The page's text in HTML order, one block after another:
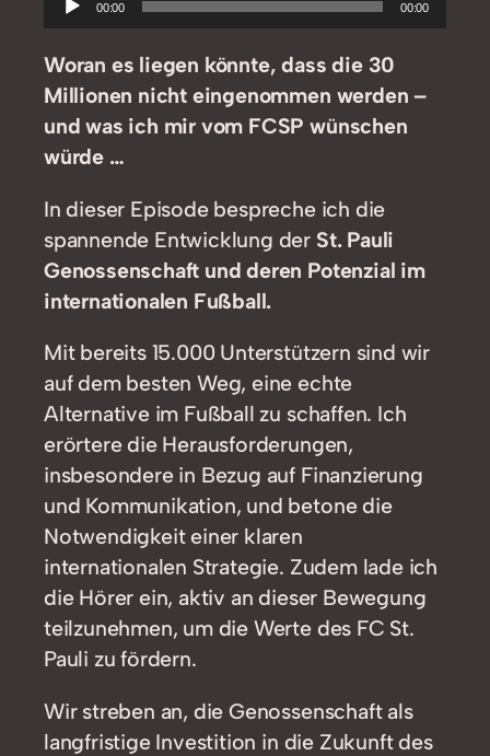
Player
00:00 00:00
Woran es liegen könnte, dass die 30
Millionen nicht eingenommen werden –
und was ich mir vom FCSP wünschen
würde …
In dieser Episode bespreche ich die
spannende Entwicklung der St. Pauli
Genossenschaft und deren Potenzial im
internationalen Fußball.
Mit bereits 15.000 Unterstützern sind wir
auf dem besten Weg, eine echte
Alternative im Fußball zu schaffen. Ich
erörtere die Herausforderungen,
insbesondere in Bezug auf Finanzierung
und Kommunikation, und betone die
Notwendigkeit einer klaren
internationalen Strategie. Zudem lade ich
die Hörer ein, aktiv an dieser Bewegung
teilzunehmen, um die Werte des FC St.
Pauli zu fördern.
Wir streben an, die Genossenschaft als
langfristige Investition in die Zukunft des